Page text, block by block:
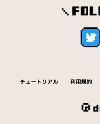
チュートリアル 利用規約